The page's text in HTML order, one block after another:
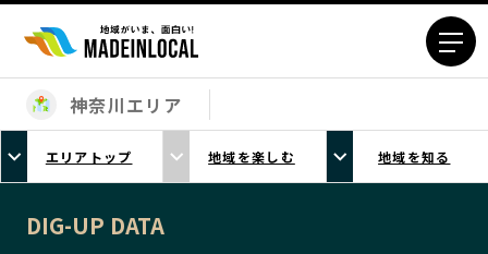
エリアから探す
北海道エリア
青森エリア
神奈川エリア
エリアトップ 地域を楽しむ 地域を知る
DIG-UP DATA